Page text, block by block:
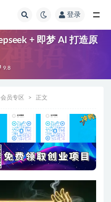
登录
+ 即梦 AI 打造原
9.8
会员专区 正文